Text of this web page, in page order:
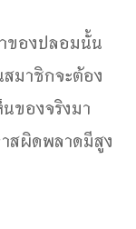
ของปลอมนั้น
มาชิกจะต้อง
นของจริงมา
สผิดพลาดมีสูง